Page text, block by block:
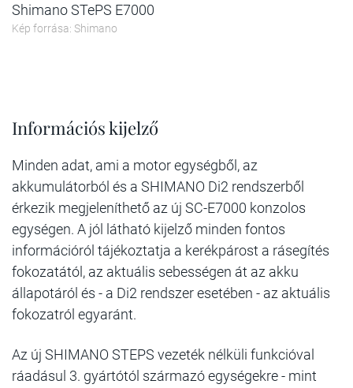
Shimano STePS E7000
Kép forrása: Shimano
Információs kijelző
Minden adat, ami a motor egységből, az
akkumulátorból és a SHIMANO Di2 rendszerből
érkezik megjeleníthető az új SC-E7000 konzolos
egységen. A jól látható kijelző minden fontos
információról tájékoztatja a kerékpárost a rásegítés
fokozatától, az aktuális sebességen át az akku
állapotáról és - a Di2 rendszer esetében - az aktuális
fokozatról egyaránt.
Az új SHIMANO STEPS vezeték nélküli funkcióval
ráadásul 3. gyártótól származó egységekre - mint